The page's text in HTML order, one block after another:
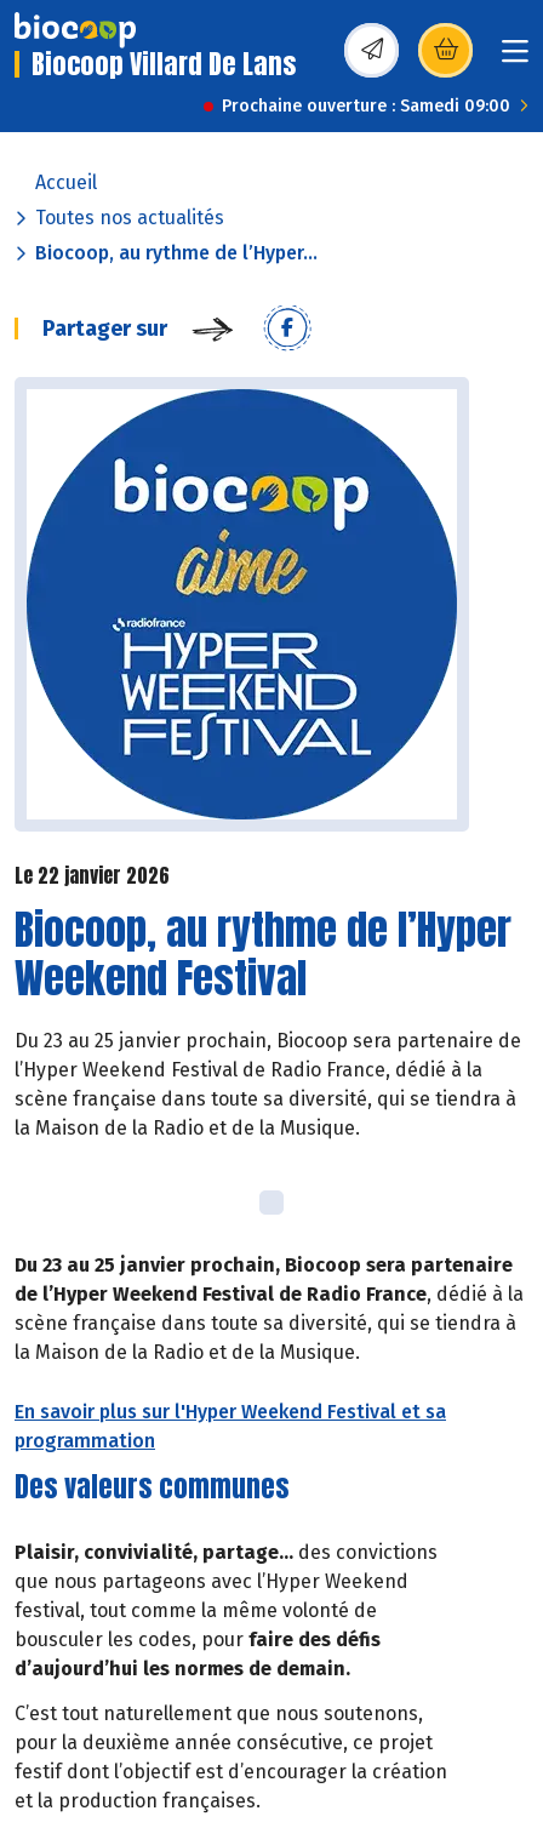
Biocoop Villard De Lans (s’ouvre dans une
Prochaine ouverture : Samedi 09:00
Accueil
Toutes nos actualités
Biocoop, au rythme de l’Hyper...
Partager sur
Le 22 janvier 2026
Biocoop, au rythme de l’Hyper
Weekend Festival
Du 23 au 25 janvier prochain, Biocoop sera partenaire de
l’Hyper Weekend Festival de Radio France, dédié à la
scène française dans toute sa diversité, qui se tiendra à
la Maison de la Radio et de la Musique.
Du 23 au 25 janvier prochain, Biocoop sera partenaire
de l’Hyper Weekend Festival de Radio France, dédié à la
scène française dans toute sa diversité, qui se tiendra à
la Maison de la Radio et de la Musique.
En savoir plus sur l'Hyper Weekend Festival et sa
programmation
Des valeurs communes
Plaisir, convivialité, partage… des convictions
que nous partageons avec l’Hyper Weekend
festival, tout comme la même volonté de
bousculer les codes, pour faire des défis
d’aujourd’hui les normes de demain.
C’est tout naturellement que nous soutenons,
pour la deuxième année consécutive, ce projet
festif dont l’objectif est d’encourager la création
et la production françaises.